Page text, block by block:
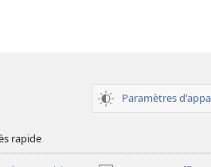
Paramètres
rapide